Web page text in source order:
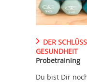
DER
GESUNDHEIT
Probetraining
Du bist Dir